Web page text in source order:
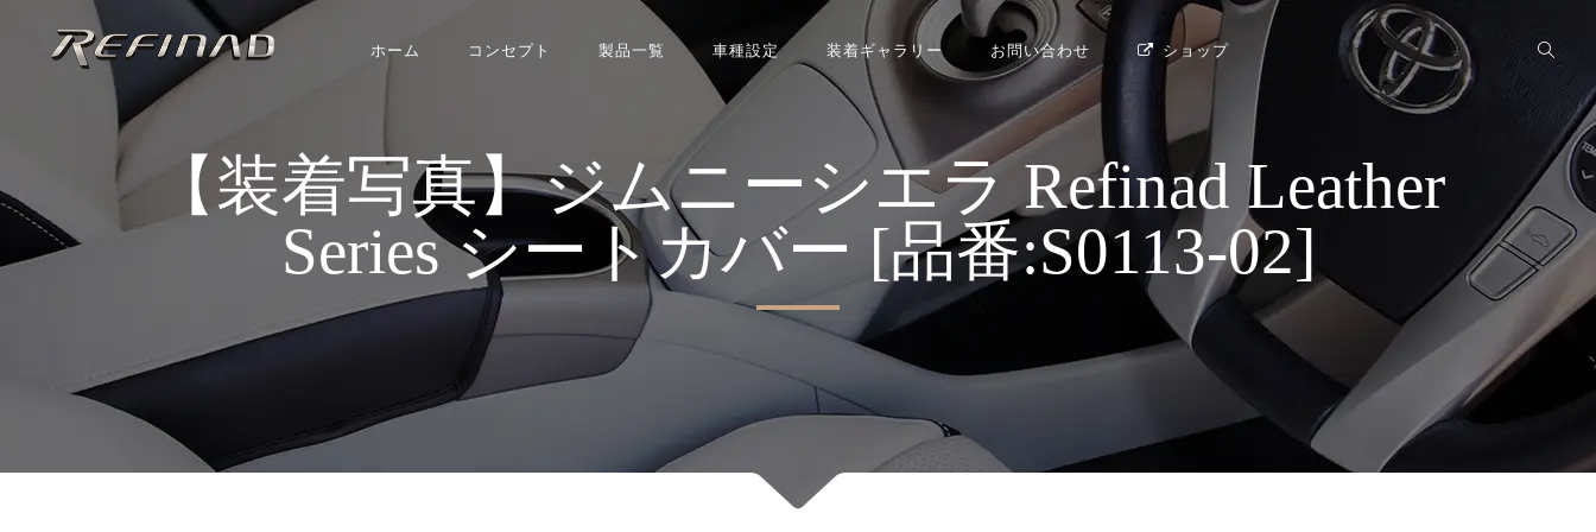
ホーム コンセプト 製品一覧 車種設定 装着ギャラリー お問い合わせ ショップ
【装着写真】ジムニーシエラ Refinad Leather
Series シートカバー [品番:S0113-02]